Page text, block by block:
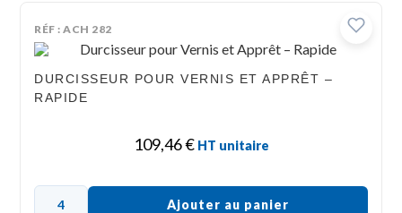
RÉF : ACH 282
DURCISSEUR POUR VERNIS ET APPRÊT –
RAPIDE
109,46€ HT unitaire
Ajouter au panier